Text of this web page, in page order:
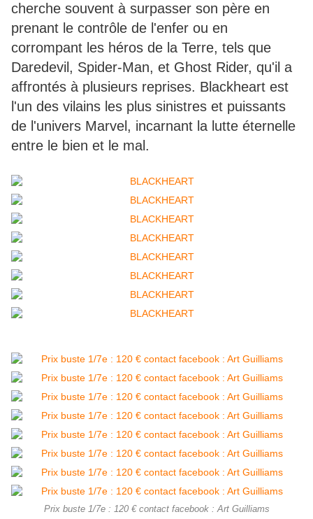
cherche souvent à surpasser son père en
prenant le contrôle de l'enfer ou en
corrompant les héros de la Terre, tels que
Daredevil, Spider-Man, et Ghost Rider, qu'il a
affrontés à plusieurs reprises. Blackheart est
l'un des vilains les plus sinistres et puissants
de l'univers Marvel, incarnant la lutte éternelle
entre le bien et le mal.
Prix buste 1/7e : 120 € contact facebook : Art Guilliams